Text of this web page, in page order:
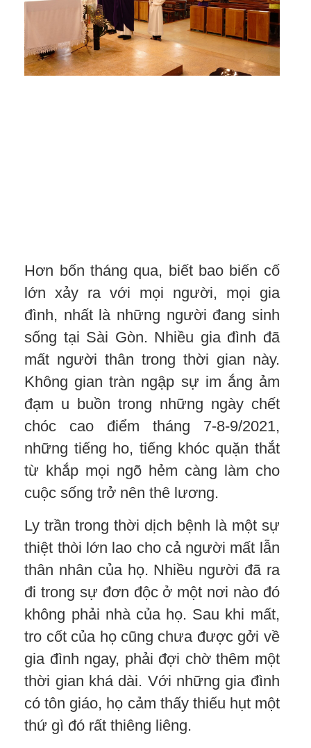
Hơn bốn tháng qua, biết bao biến cố
lớn xảy ra với mọi người, mọi gia
đình, nhất là những người đang sinh
sống tại Sài Gòn. Nhiều gia đình đã
mất người thân trong thời gian này.
Không gian tràn ngập sự im ắng ảm
đạm u buồn trong những ngày chết
chóc cao điểm tháng 7-8-9/2021,
những tiếng ho, tiếng khóc quặn thắt
từ khắp mọi ngõ hẻm càng làm cho
cuộc sống trở nên thê lương.
Ly trần trong thời dịch bệnh là một sự
thiệt thòi lớn lao cho cả người mất lẫn
thân nhân của họ. Nhiều người đã ra
đi trong sự đơn độc ở một nơi nào đó
không phải nhà của họ. Sau khi mất,
tro cốt của họ cũng chưa được gởi về
gia đình ngay, phải đợi chờ thêm một
thời gian khá dài. Với những gia đình
có tôn giáo, họ cảm thấy thiếu hụt một
thứ gì đó rất thiêng liêng.